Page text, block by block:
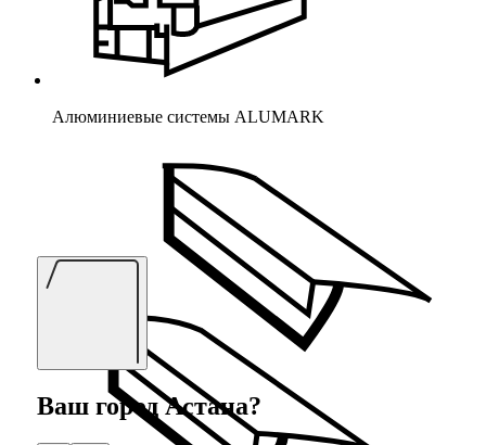
Алюминиевые системы ALUMARK
Ваш городАстана?